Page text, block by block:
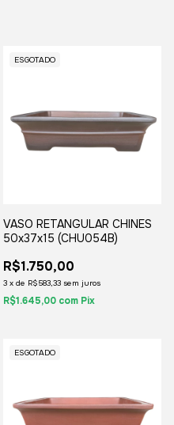
ESGOTADO
VASO RETANGULAR CHINES
50x37x15 (CHU054B)
R$1.750,00
3 x de R$583,33 sem juros
R$1.645,00 com Pix
ESGOTADO